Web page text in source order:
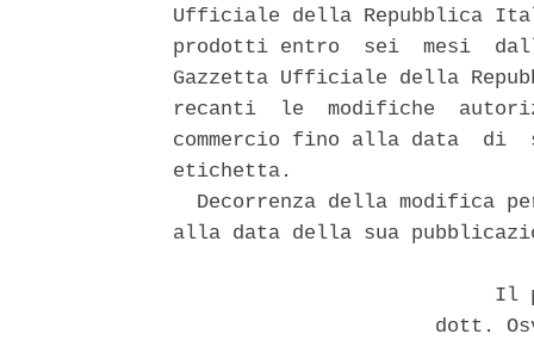
Ufficiale della Repubblica
prodotti entro  sei  mesi
Gazzetta Ufficiale della
recanti  le  modifiche
commercio fino alla data  di
etichetta.
Decorrenza della modifica
alla data della sua
Il
dott.